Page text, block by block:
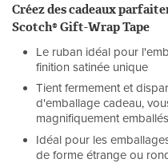
Créez des cadeaux
Scotch® Gift-Wrap Tape
Le ruban idéal pour
finition satinée unique
Tient fermement et
d'emballage cadeau,
magnifiquement emballés
Idéal pour les
de forme étrange ou